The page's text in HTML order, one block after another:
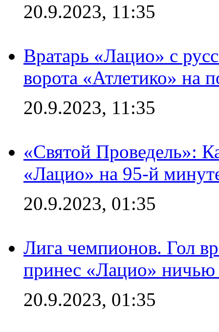
20.9.2023, 11:35
Вратарь «Лацио» с
ворота «Атлетико» на
20.9.2023, 11:35
«Святой Проведель»:
«Лацио» на 95-й
20.9.2023, 01:35
Лига чемпионов. Гол
принес «Лацио» ничью
20.9.2023, 01:35